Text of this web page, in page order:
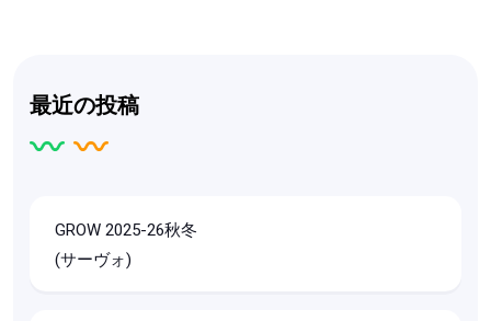
ョ
ン
最近の投稿
GROW 2025-26秋冬
(サーヴォ)